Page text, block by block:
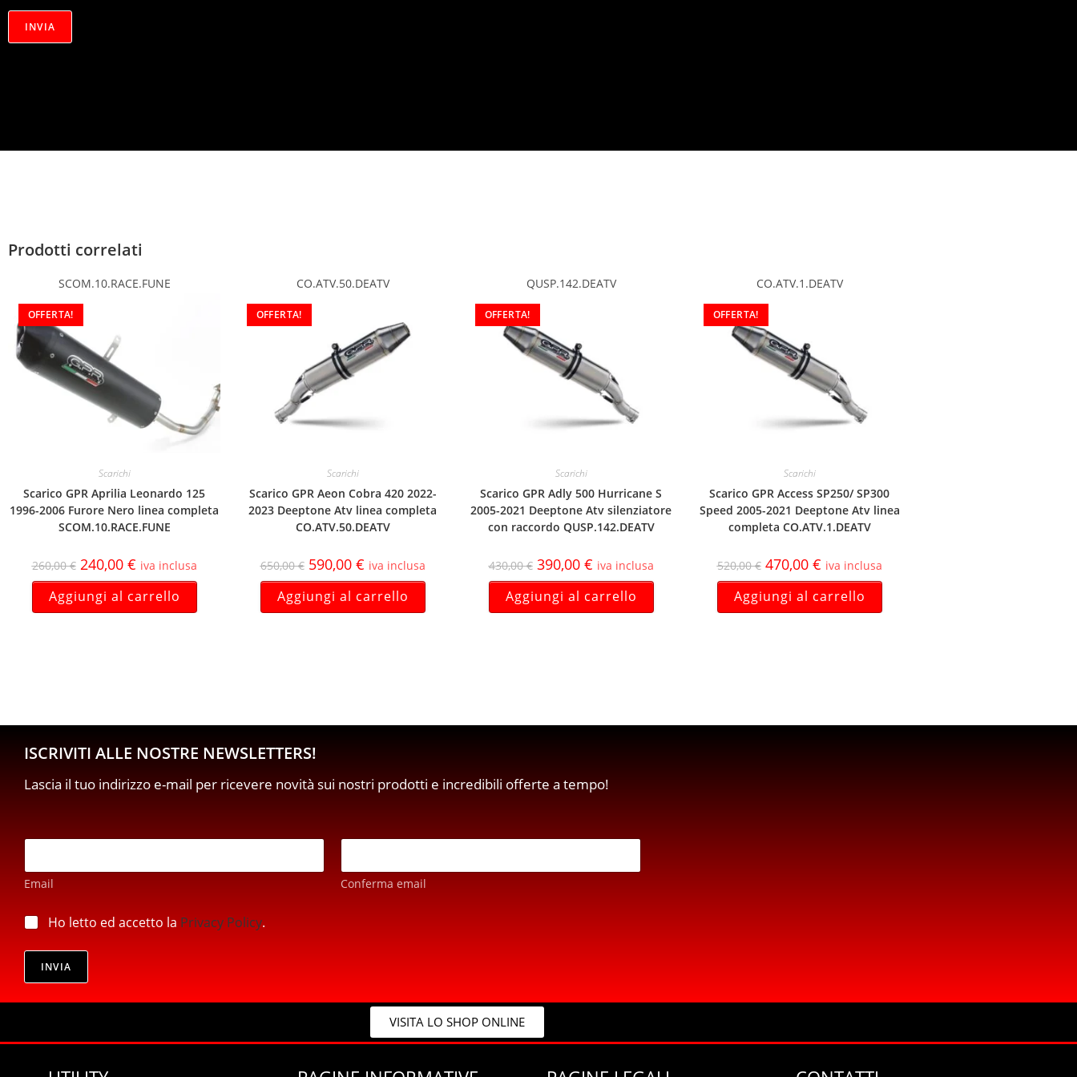
i
a
INVIA
Prodotti correlati
SCOM.10.RACE.FUNE
OFFERTA!
Scarichi
Scarico GPR Aprilia Leonardo 125
1996-2006 Furore Nero linea completa
SCOM.10.RACE.FUNE
260,00€ 240,00 € iva inclusa
Aggiungi al carrello
CO.ATV.50.DEATV
OFFERTA!
Scarichi
Scarico GPR Aeon Cobra 420 2022-
2023 Deeptone Atv linea completa
CO.ATV.50.DEATV
650,00€ 590,00 € iva inclusa
Aggiungi al carrello
QUSP.142.DEATV
OFFERTA!
Scarichi
Scarico GPR Adly 500 Hurricane S
2005-2021 Deeptone Atv silenziatore
con raccordo QUSP.142.DEATV
430,00€ 390,00 € iva inclusa
Aggiungi al carrello
CO.ATV.1.DEATV
OFFERTA!
Scarichi
Scarico GPR Access SP250/ SP300
Speed 2005-2021 Deeptone Atv linea
completa CO.ATV.1.DEATV
520,00€ 470,00 € iva inclusa
Aggiungi al carrello
ISCRIVITI ALLE NOSTRE NEWSLETTERS!
Lascia il tuo indirizzo e-mail per ricevere novità sui nostri prodotti e incredibili offerte a tempo!
E
a
i
*
Email Conferma email
r
v
c
y
i
p
i
a
Ho letto ed accetto la Privacy Policy.
INVIA
VISITA LO SHOP ONLINE